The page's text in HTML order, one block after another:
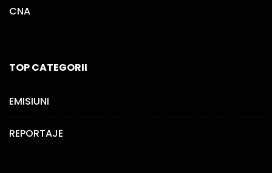
CNA
TOP CATEGORII
EMISIUNI
REPORTAJE